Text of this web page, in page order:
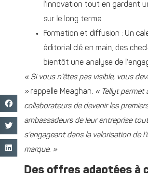
l’innovation tout en gardant
sur le long terme .
Formation et diffusion : Un
éditorial clé en main, des
bientôt une analyse de
« Si vous n’êtes pas visible, vous
»rappelle Meaghan. « Tellyt permet
collaborateurs de devenir les
ambassadeurs de leur entreprise
s’engageant dans la valorisation de
marque. »
Des offres adaptées à